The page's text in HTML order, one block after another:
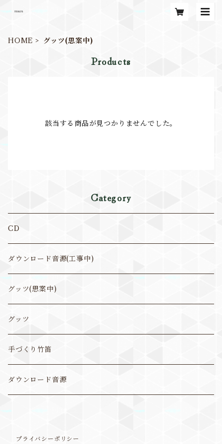
HOME グッツ(思案中)
Products
該当する商品が見つかりませんでした。
Category
CD
ダウンロード音源(工事中)
グッツ(思案中)
グッツ
手づくり竹笛
ダウンロード音源
プライバシーポリシー